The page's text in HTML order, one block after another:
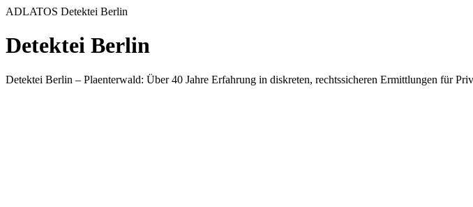
ADLATOS Detektei Berlin
Detektei Berlin
Detektei Berlin – Plaenterwald: Über 40 Jahre Erfahrung in diskreten, rechtssicheren Ermittlungen für